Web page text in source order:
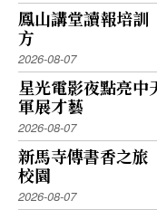
鳳山講堂讀報培
方
2026-08-07
星光電影夜點亮
軍展才藝
2026-08-07
新馬寺傳書香之
校園
2026-08-07